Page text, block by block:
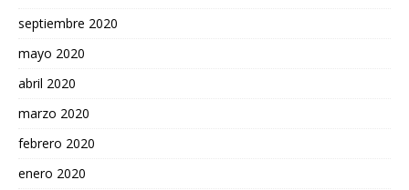
septiembre 2020
mayo 2020
abril 2020
marzo 2020
febrero 2020
enero 2020